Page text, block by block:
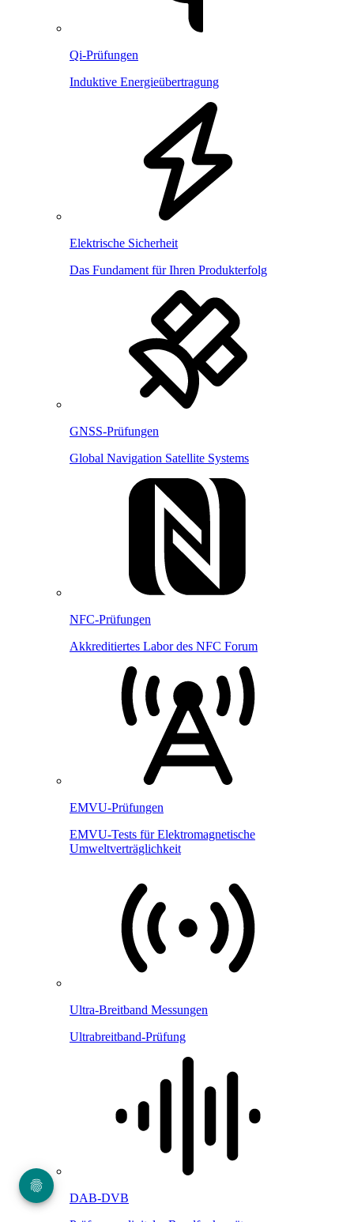
Qi-Prüfungen
Induktive Energieübertragung
Elektrische Sicherheit
Das Fundament für Ihren Produkterfolg
GNSS-Prüfungen
Global Navigation Satellite Systems
NFC-Prüfungen
Akkreditiertes Labor des NFC Forum
EMVU-Prüfungen
EMVU-Tests für Elektromagnetische
Umweltverträglichkeit
Ultra-Breitband Messungen
Ultrabreitband-Prüfung
DAB-DVB